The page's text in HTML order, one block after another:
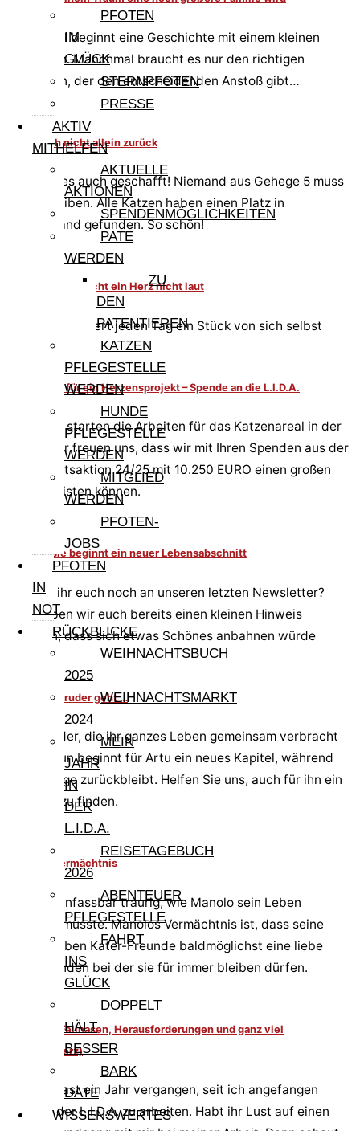
PFOTEN
IM
GLÜCK
STERNPFOTEN
PRESSE
AKTIV
MITHELFEN
AKTUELLE
AKTIONEN
SPENDENMÖGLICHKEITEN
PATE
WERDEN
ZU
DEN
PATENTIEREN
KATZEN
PFLEGESTELLE
WERDEN
HUNDE
PFLEGESTELLE
WERDEN
MITGLIED
WERDEN
PFOTEN-
JOBS
PFOTEN
IN
NOT
RÜCKBLICKE
WEIHNACHTSBUCH
2025
WEIHNACHTSMARKT
2024
MEIN
JAHR
IN
DER
L.I.D.A.
REISETAGEBUCH
2026
ABENTEUER
PFLEGESTELLE
FAHRT
INS
GLÜCK
DOPPELT
HÄLT
BESSER
BARK
DATE
WISSENSWERTES
Manchmal beginnt eine Geschichte mit einem kleinen
Gedanken. Manchmal braucht es nur den richtigen
Menschen, der den entscheidenden Anstoß gibt…
Lasst mich nicht allein zurück
Bigio hat es auch geschafft! Niemand aus Gehege 5 muss
zurückbleiben. Alle Katzen haben einen Platz in
Deutschland gefunden. So schön!
Manchmal zerbricht ein Herz nicht laut
Roxy – sie verliert jeden Tag ein Stück von sich selbst
Grundstein für ein Herzensprojekt – Spende an die L.I.D.A.
Im Herbst starten die Arbeiten für das Katzenareal in der
L.I.D.A. Wir freuen uns, dass wir mit Ihren Spenden aus der
Weihnachtsaktion 24/25 mit 10.250 EURO einen großen
Beitrag leisten können.
6+1 – für sie beginnt ein neuer Lebensabschnitt
Erinnert ihr euch noch an unseren letzten Newsletter?
Dort haben wir euch bereits einen kleinen Hinweis
gegeben, dass sich etwas Schönes anbahnen würde
Wenn der Bruder geht …
Zwei Brüder, die ihr ganzes Leben gemeinsam verbracht
haben. Nun beginnt für Artu ein neues Kapitel, während
Arturobeige zurückbleibt. Helfen Sie uns, auch für ihn ein
Zuhause zu finden.
Manolos Vermächtnis
Wir sind unfassbar traurig, wie Manolo sein Leben
beenden musste. Manolos Vermächtnis ist, dass seine
beiden lieben Kater-Freunde baldmöglichst eine liebe
Familie finden bei der sie für immer bleiben dürfen.
Zwischen Fellnasen, Herausforderungen und ganz viel
Herz(schmerz)
Jetzt ist fast ein Jahr vergangen, seit ich angefangen
habe, in der L.I.D.A. zu arbeiten. Habt ihr Lust auf einen